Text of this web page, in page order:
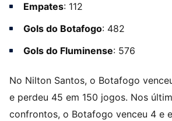
Empates: 112
Gols do Botafogo: 482
Gols do Fluminense: 576
No Nilton Santos, o Botafogo
e perdeu 45 em 150 jogos. Nos
confrontos, o Botafogo venceu 4 e